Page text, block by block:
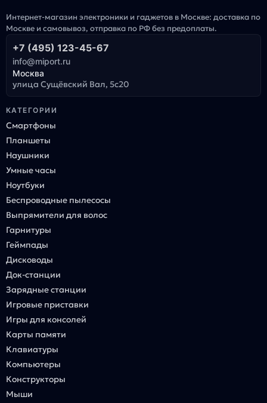
Интернет-магазин электроники и гаджетов в Москве: доставка по
Москве и самовывоз, отправка по РФ без предоплаты.
+7 (495) 123-45-67
info@miport.ru
Москва
улица Сущёвский Вал, 5с20
КАТЕГОРИИ
Смартфоны
Планшеты
Наушники
Умные часы
Ноутбуки
Беспроводные пылесосы
Выпрямители для волос
Гарнитуры
Геймпады
Дисководы
Док-станции
Зарядные станции
Игровые приставки
Игры для консолей
Карты памяти
Клавиатуры
Компьютеры
Конструкторы
Мыши